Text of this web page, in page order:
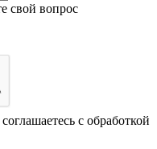
свой вопрос
с обработкой